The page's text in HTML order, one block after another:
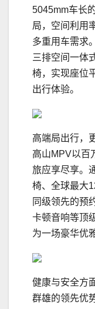
5045mm车长
局，空间利用
多重用车需求
三排空间一体
椅，实现座位
出行体验。
高端局出行，
高山MPV以百
旅应享尽享。
椅、全球最大
同级领先的预
卡顿音响等顶
为一场豪华优
健康与安全方
群雄的领先优